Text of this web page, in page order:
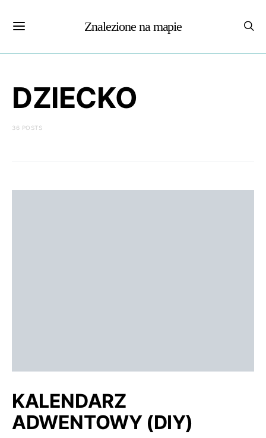
Znalezione na mapie
DZIECKO
36 POSTS
KALENDARZ
ADWENTOWY (DIY)